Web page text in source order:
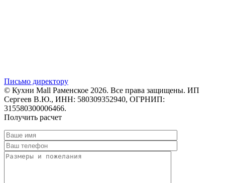
Письмо директору
© Кухни Mall Раменское 2026. Все права защищены. ИП
Сергеев В.Ю., ИНН: 580309352940, ОГРНИП:
315580300006466.
Получить расчет